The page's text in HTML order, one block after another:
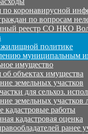
коронавирусной
по вопросам
реестр СО НКО
политике
муниципальным
имущество
объектах имущества
земельных участков
для сельхоз.
земельных
кадастровые работы
кадастровая оценка
ранее